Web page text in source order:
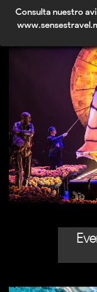
Consulta nuestro